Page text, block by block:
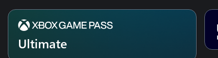
Ultimate